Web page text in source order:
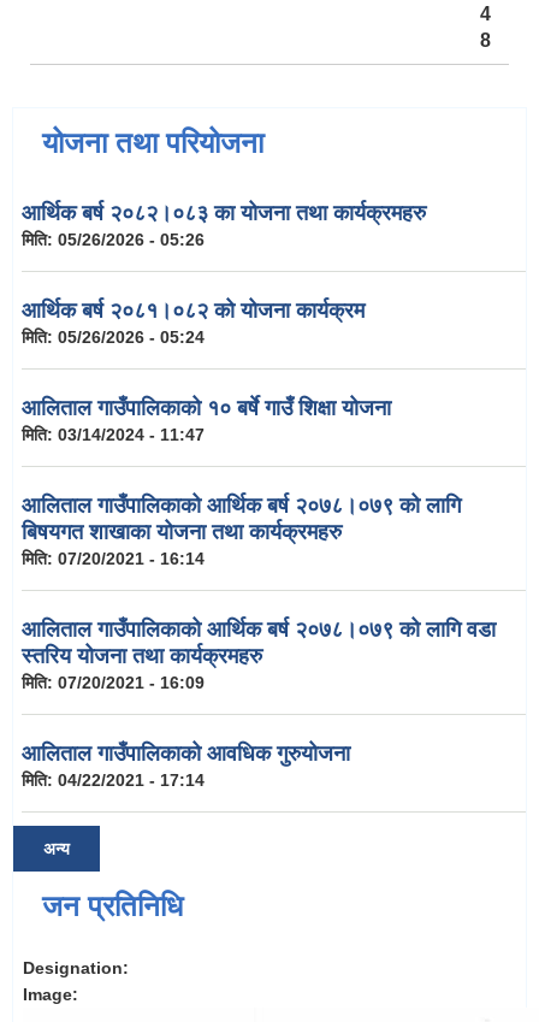
4
8
योजना तथा परियोजना
आर्थिक बर्ष २०८२।०८३ का योजना तथा कार्यक्रमहरु
मिति: 05/26/2026 - 05:26
आर्थिक बर्ष २०८१।०८२ को योजना कार्यक्रम
मिति: 05/26/2026 - 05:24
आलिताल गाउँपालिकाको १० बर्षे गाउँ शिक्षा योजना
मिति: 03/14/2024 - 11:47
आलिताल गाउँपालिकाको आर्थिक बर्ष २०७८।०७९ को लागि
बिषयगत शाखाका योजना तथा कार्यक्रमहरु
मिति: 07/20/2021 - 16:14
आलिताल गाउँपालिकाको आर्थिक बर्ष २०७८।०७९ को लागि वडा
स्तरिय योजना तथा कार्यक्रमहरु
मिति: 07/20/2021 - 16:09
आलिताल गाउँपालिकाको आवधिक गुरुयोजना
मिति: 04/22/2021 - 17:14
अन्य
जन प्रतिनिधि
Designation:
Image: